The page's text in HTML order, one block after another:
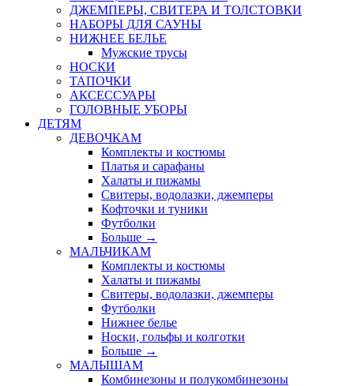
ДЖЕМПЕРЫ, СВИТЕРА И ТОЛСТОВКИ
НАБОРЫ ДЛЯ САУНЫ
НИЖНЕЕ БЕЛЬЕ
Мужские трусы
НОСКИ
ТАПОЧКИ
АКСЕССУАРЫ
ГОЛОВНЫЕ УБОРЫ
ДЕТЯМ
ДЕВОЧКАМ
Комплекты и костюмы
Платья и сарафаны
Халаты и пижамы
Свитеры, водолазки, джемперы
Кофточки и туники
Футболки
Больше →
МАЛЬЧИКАМ
Комплекты и костюмы
Халаты и пижамы
Свитеры, водолазки, джемперы
Футболки
Нижнее белье
Носки, гольфы и колготки
Больше →
МАЛЫШАМ
Комбинезоны и полукомбинезоны